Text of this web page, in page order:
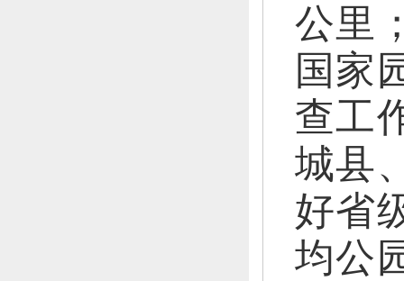
公里
国家
查工
城县
好省
均公